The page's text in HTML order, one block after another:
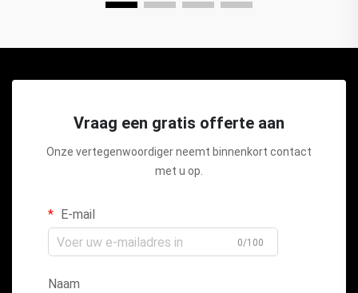
Vraag een gratis offerte aan
Onze vertegenwoordiger neemt binnenkort contact
met u op.
E-mail
0/100
Naam